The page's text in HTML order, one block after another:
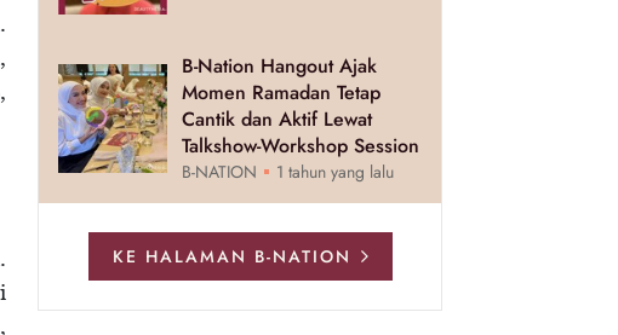
B-Nation Hangout Ajak
Momen Ramadan Tetap
Cantik dan Aktif Lewat
Talkshow-Workshop Session
B-NATION 1 tahun yang lalu
KE HALAMAN B-NATION